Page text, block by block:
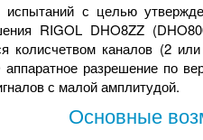
испытаний с целью
RIGOL DHO8ZZ
колисчетвом каналов (2
разрешение по
с малой амплитудой.
Основные